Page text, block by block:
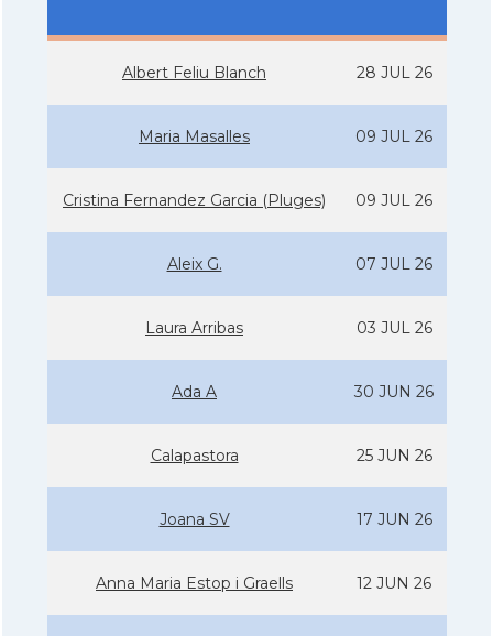
Albert Feliu Blanch 28 JUL 26
Maria Masalles 09 JUL 26
Cristina Fernandez Garcia (Pluges) 09 JUL 26
Aleix G. 07 JUL 26
Laura Arribas 03 JUL 26
Ada A 30 JUN 26
Calapastora 25 JUN 26
Joana SV 17 JUN 26
Anna Maria Estop i Graells 12 JUN 26